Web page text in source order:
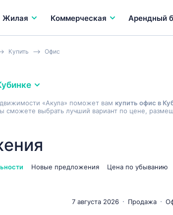
Жилая Коммерческая Арендный
Купить Офис
«Акула» поможет вам купить офис в
сможете выбрать лучший вариант по цене,
Новые предложения Цена по убыванию
7 августа 2026 Продажа